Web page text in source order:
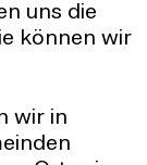
uns die
können wir
wir in